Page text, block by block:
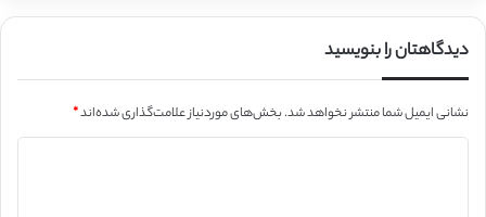
دیدگاهتان را بنویسید
نشانی ایمیل شما منتشر نخواهد شد.بخش‌های موردنیاز علامت‌گذاری شده‌اند*